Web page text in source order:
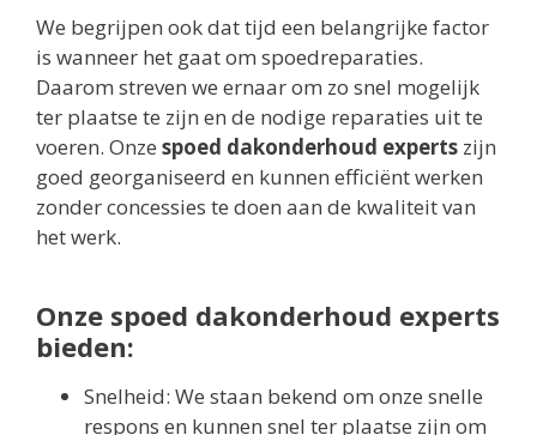
We begrijpen ook dat tijd een belangrijke factor
is wanneer het gaat om spoedreparaties.
Daarom streven we ernaar om zo snel mogelijk
ter plaatse te zijn en de nodige reparaties uit te
voeren. Onze spoed dakonderhoud experts zijn
goed georganiseerd en kunnen efficiënt werken
zonder concessies te doen aan de kwaliteit van
het werk.
Onze spoed dakonderhoud experts
bieden:
Snelheid: We staan bekend om onze snelle
respons en kunnen snel ter plaatse zijn om